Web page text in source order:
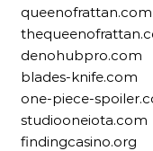
queenofrattan.com
denohubpro.com
blades-knife.com
one-piece-
studiooneiota.com
findingcasino.org